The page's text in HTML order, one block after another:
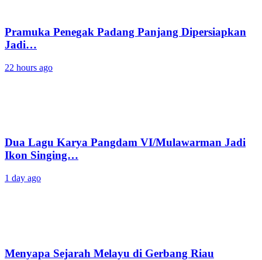
Pramuka Penegak Padang Panjang Dipersiapkan
Jadi…
22 hours ago
Dua Lagu Karya Pangdam VI/Mulawarman Jadi
Ikon Singing…
1 day ago
Menyapa Sejarah Melayu di Gerbang Riau